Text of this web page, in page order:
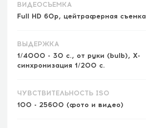
ВИДЕОСЪЕМКА
Full HD 60p, цейтраферная съемка
ВЫДЕРЖКА
1/4000 - 30 с., от руки (bulb), X-
синхронизация 1/200 с.
ЧУВСТВИТЕЛЬНОСТЬ ISO
100 - 25600 (фото и видео)